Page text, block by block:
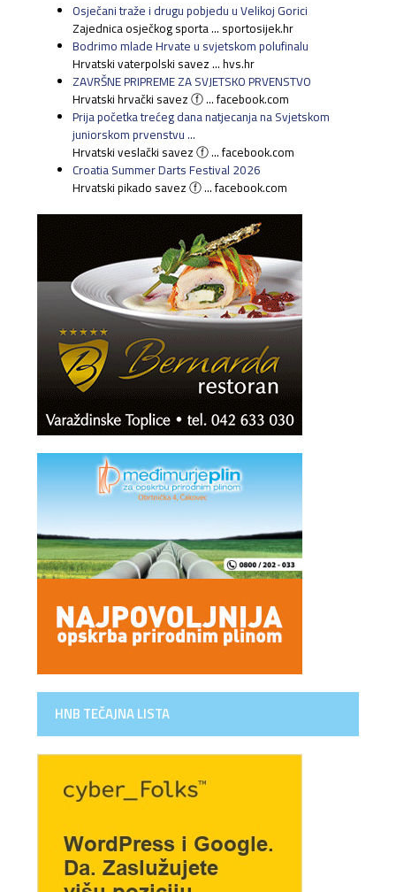
Osječani traže i drugu pobjedu u Velikoj Gorici
Zajednica osječkog sporta ... sportosijek.hr
Bodrimo mlade Hrvate u svjetskom polufinalu
Hrvatski vaterpolski savez ... hvs.hr
ZAVRŠNE PRIPREME ZA SVJETSKO PRVENSTVO
Hrvatski hrvački savez ⓕ ... facebook.com
Prija početka trećeg dana natjecanja na Svjetskom
juniorskom prvenstvu ...
Hrvatski veslački savez ⓕ ... facebook.com
Croatia Summer Darts Festival 2026
Hrvatski pikado savez ⓕ ... facebook.com
HNB TEČAJNA LISTA